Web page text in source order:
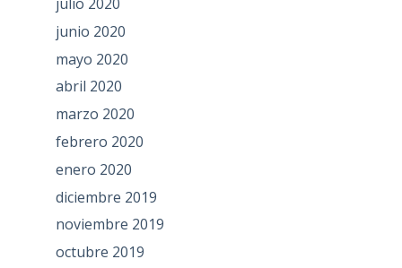
junio 2020
mayo 2020
abril 2020
marzo 2020
febrero 2020
enero 2020
diciembre 2019
noviembre 2019
octubre 2019